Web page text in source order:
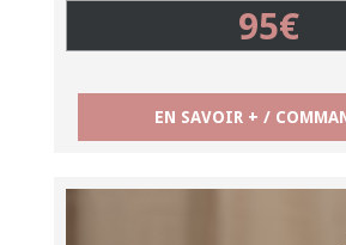
95€
EN SAVOIR + /